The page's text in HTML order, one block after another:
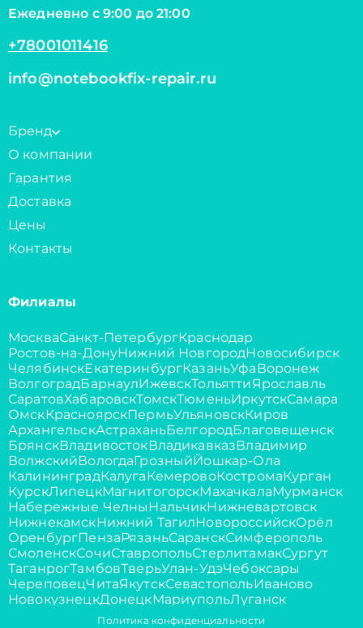
Ежедневно с 9:00 до 21:00
+78001011416
info@notebookfix-repair.ru
Бренд
О компании
Гарантия
Доставка
Цены
Контакты
Филиалы
МоскваСанкт-ПетербургКраснодар
Ростов-на-ДонуНижний НовгородНовосибирск
ЧелябинскЕкатеринбургКазаньУфаВоронеж
ВолгоградБарнаулИжевскТольяттиЯрославль
СаратовХабаровскТомскТюменьИркутскСамара
ОмскКрасноярскПермьУльяновскКиров
АрхангельскАстраханьБелгородБлаговещенск
БрянскВладивостокВладикавказВладимир
ВолжскийВологдаГрозныйЙошкар-Ола
КалининградКалугаКемеровоКостромаКурган
КурскЛипецкМагнитогорскМахачкалаМурманск
Набережные ЧелныНальчикНижневартовск
НижнекамскНижний ТагилНовороссийскОрёл
ОренбургПензаРязаньСаранскСимферополь
СмоленскСочиСтавропольСтерлитамакСургут
ТаганрогТамбовТверьУлан-УдэЧебоксары
ЧереповецЧитаЯкутскСевастопольИваново
НовокузнецкДонецкМариупольЛуганск
Политика конфиденциальности